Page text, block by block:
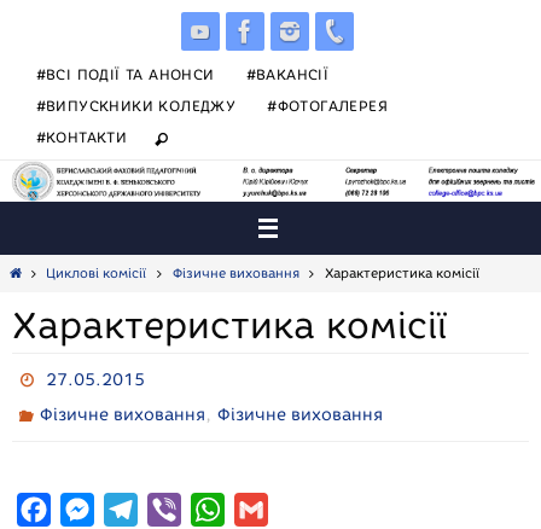
#ВСІ ПОДІЇ ТА АНОНСИ
#ВАКАНСІЇ
#ВИПУСКНИКИ КОЛЕДЖУ
#ФОТОГАЛЕРЕЯ
#КОНТАКТИ
HomeЦиклові комісії Фізичне виховання Характеристика комісії
Характеристика комісії
27.05.2015
Фізичне виховання,Фізичне виховання
M
W